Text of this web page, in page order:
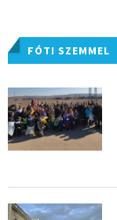
FÓTI SZEMMEL